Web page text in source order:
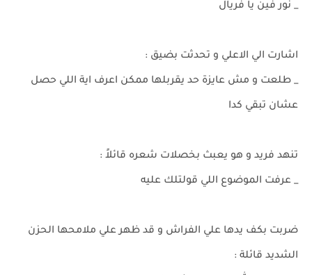
_ نور فين يا فريال
اشارت الي الاعلي و تحدثت بضيق :
_ طلعت و مش عايزة حد يقربلها ممكن اعرف اية اللي حصل
عشان تبقي كدا
تنهد فريد و هو يعبث بخصلات شعره قائلاً :
_ عرفت الموضوع اللي قولتلك عليه
ضربت بكف يدها علي الفراش و قد ظهر علي ملامحها الحزن
الشديد قائلة :